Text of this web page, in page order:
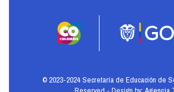
© 2023-2024 Secretaría de Educación de